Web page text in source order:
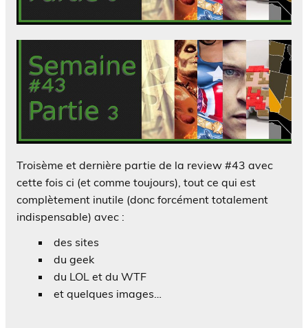
Troisème et dernière partie de la review #43 avec
cette fois ci (et comme toujours), tout ce qui est
complètement inutile (donc forcément totalement
indispensable) avec :
des sites
du geek
du LOL et du WTF
et quelques images…